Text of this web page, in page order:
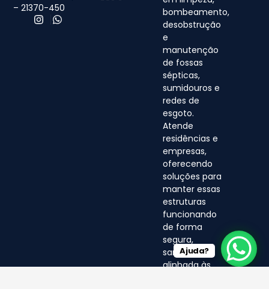
– 21370-450
bombeamento,
desobstrução
e
manutenção
de fossas
sépticas,
sumidouros e
redes de
esgoto.
Atende
residências e
empresas,
oferecendo
soluções para
manter essas
estruturas
funcionando
de forma
segura,
sanitária e
alinhada às
Ajuda?